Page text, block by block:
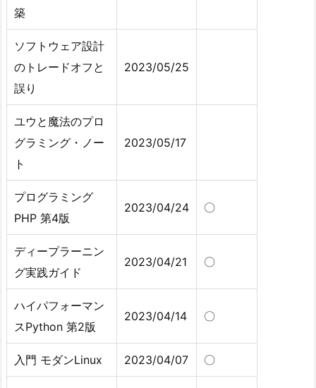
築
ソフトウェア設計
のトレードオフと
誤り
2023/05/25
ユウと魔法のプロ
グラミング・ノー
ト
2023/05/17
プログラミング
PHP 第4版
2023/04/24 〇
ディープラーニン
グ実践ガイド
2023/04/21 〇
ハイパフォーマン
スPython 第2版
2023/04/14 〇
入門 モダンLinux 2023/04/07 〇